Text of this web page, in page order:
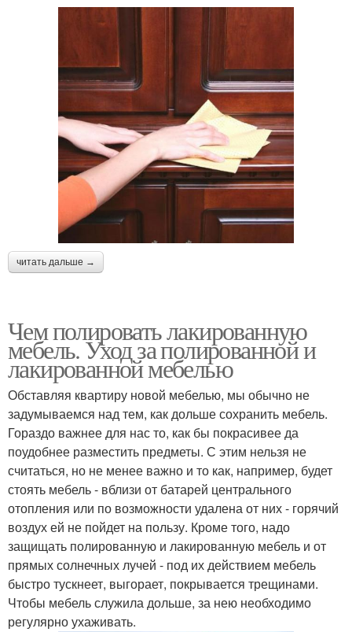
читать дальше →
Чем полировать лакированную
мебель. Уход за полированной и
лакированной мебелью
Обставляя квартиру новой мебелью, мы обычно не
задумываемся над тем, как дольше сохранить мебель.
Гораздо важнее для нас то, как бы покрасивее да
поудобнее разместить предметы. С этим нельзя не
считаться, но не менее важно и то как, например, будет
стоять мебель - вблизи от батарей центрального
отопления или по возможности удалена от них - горячий
воздух ей не пойдет на пользу. Кроме того, надо
защищать полированную и лакированную мебель и от
прямых солнечных лучей - под их действием мебель
быстро тускнеет, выгорает, покрывается трещинами.
Чтобы мебель служила дольше, за нею необходимо
регулярно ухаживать.